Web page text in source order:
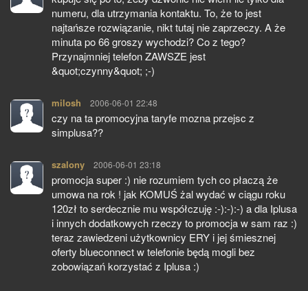
numeru, dla utrzymania kontaktu. To, że to jest
najtańsze rozwiązanie, nikt tutaj nie zaprzeczy. A że
minuta po 66 groszy wychodzi? Co z tego?
Przynajmniej telefon ZAWSZE jest
&quot;czynny&quot; ;-)
milosh pisze:
2006-06-01 22:48
czy na ta promocyjna taryfe mozna przejsc z
simplusa??
szalony pisze:
2006-06-01 23:18
promocja super :) nie rozumiem tych co płaczą że
umowa na rok ! jak KOMUŚ żal wydać w ciągu roku
120zł to serdecznie mu współczuję :-):-):-) a dla Iplusa
i innych dodatkowych rzeczy to promocja w sam raz :)
teraz zawiedzeni użytkownicy ERY i jej śmiesznej
oferty blueconnect w telefonie będą mogli bez
zobowiązań korzystać z Iplusa :)